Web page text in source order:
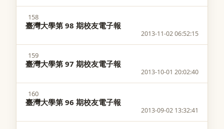
158
臺灣大學第 98 期校友電子報
2013-11-02 06:52:15
159
臺灣大學第 97 期校友電子報
2013-10-01 20:02:40
160
臺灣大學第 96 期校友電子報
2013-09-02 13:32:41